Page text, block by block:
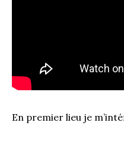
En premier lieu je